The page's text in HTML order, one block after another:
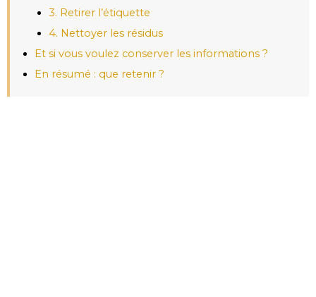
3. Retirer l’étiquette
4. Nettoyer les résidus
Et si vous voulez conserver les informations ?
En résumé : que retenir ?